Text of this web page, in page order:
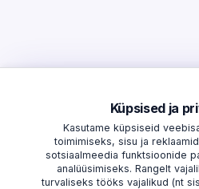
Küpsised ja
Kasutame küpsiseid
toimimiseks, sisu ja
sotsiaalmeedia funktsioonide
analüüsimiseks. Rangelt
turvaliseks tööks vajalikud (nt